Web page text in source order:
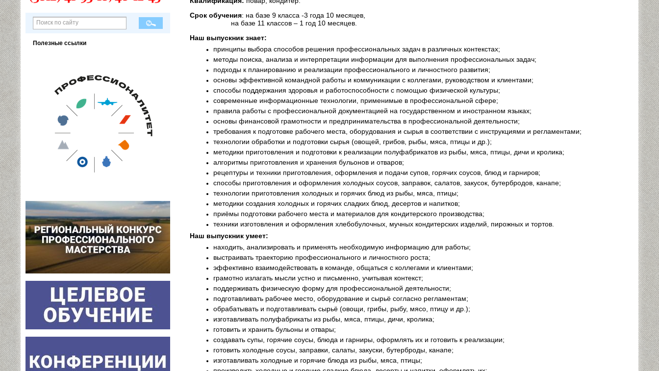
Полезные ссылки
Срок обучения: на базе 9 класса -3 года 10 месяцев,
на базе 11 классов – 1 год 10 месяцев.
Наш выпускник знает:
принципы выбора способов решения профессиональных задач в различных контекстах;
методы поиска, анализа и интерпретации информации для выполнения профессиональных задач;
подходы к планированию и реализации профессионального и личностного развития;
основы эффективной командной работы и коммуникации с коллегами, руководством и клиентами;
способы поддержания здоровья и работоспособности с помощью физической культуры;
современные информационные технологии, применимые в профессиональной сфере;
правила работы с профессиональной документацией на государственном и иностранном языках;
основы финансовой грамотности и предпринимательства в профессиональной деятельности;
требования к подготовке рабочего места, оборудования и сырья в соответствии с инструкциями и регламентами;
технологии обработки и подготовки сырья (овощей, грибов, рыбы, мяса, птицы и др.);
методики приготовления и подготовки к реализации полуфабрикатов из рыбы, мяса, птицы, дичи и кролика;
алгоритмы приготовления и хранения бульонов и отваров;
рецептуры и техники приготовления, оформления и подачи супов, горячих соусов, блюд и гарниров;
способы приготовления и оформления холодных соусов, заправок, салатов, закусок, бутербродов, канапе;
технологии приготовления холодных и горячих блюд из рыбы, мяса, птицы;
методики создания холодных и горячих сладких блюд, десертов и напитков;
приёмы подготовки рабочего места и материалов для кондитерского производства;
техники изготовления и оформления хлебобулочных, мучных кондитерских изделий, пирожных и тортов.
Наш выпускник умеет:
находить, анализировать и применять необходимую информацию для работы;
выстраивать траекторию профессионального и личностного роста;
эффективно взаимодействовать в команде, общаться с коллегами и клиентами;
грамотно излагать мысли устно и письменно, учитывая контекст;
поддерживать физическую форму для профессиональной деятельности;
подготавливать рабочее место, оборудование и сырьё согласно регламентам;
обрабатывать и подготавливать сырьё (овощи, грибы, рыбу, мясо, птицу и др.);
изготавливать полуфабрикаты из рыбы, мяса, птицы, дичи, кролика;
готовить и хранить бульоны и отвары;
создавать супы, горячие соусы, блюда и гарниры, оформлять их и готовить к реализации;
готовить холодные соусы, заправки, салаты, закуски, бутерброды, канапе;
изготавливать холодные и горячие блюда из рыбы, мяса, птицы;